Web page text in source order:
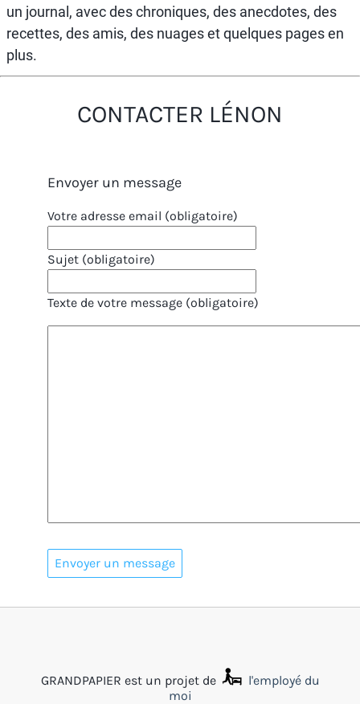
un journal, avec des chroniques, des anecdotes, des
recettes, des amis, des nuages et quelques pages en
plus.
CONTACTER LÉNON
Envoyer un message
Votre adresse email (obligatoire)
Sujet (obligatoire)
Texte de votre message (obligatoire)
GRANDPAPIER est un projet de
l'employé du
moi